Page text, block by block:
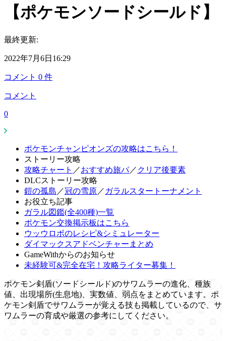
【ポケモンソードシールド】
最終更新:
2022年7月6日16:29
コメント 0 件
コメント
0
ポケモンチャンピオンズの攻略はこちら！
ストーリー攻略
攻略チャート ／おすすめ旅パ／ クリア後要素
DLCストーリー攻略
鎧の孤島 ／冠の雪原／ ガラルスタートーナメント
お役立ち記事
ガラル図鑑(全400種)一覧
ポケモン交換掲示板はこちら
ウッウロボのレシピ&シミュレーター
ダイマックスアドベンチャーまとめ
GameWithからのお知らせ
未経験可&完全在宅！攻略ライター募集！
ポケモン剣盾(ソードシールド)のサワムラーの進化、種族
値、出現場所(生息地)、実数値、弱点をまとめています。ポ
ケモン剣盾でサワムラーが覚える技も掲載しているので、サ
ワムラーの育成や厳選の参考にしてください。